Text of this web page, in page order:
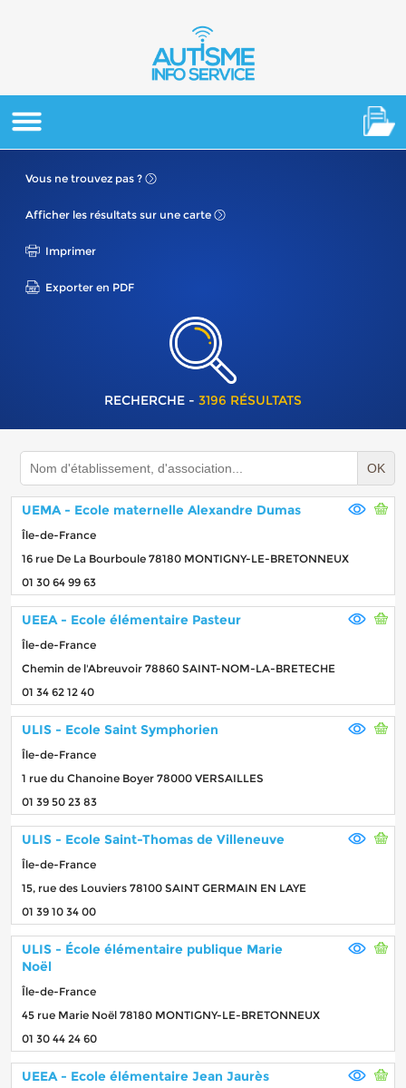
Vous ne trouvez pas ?
Afficher les résultats sur une carte
Imprimer
Exporter en PDF
RECHERCHE - 3196 RÉSULTATS
OK
UEMA - Ecole maternelle Alexandre Dumas
Île-de-France
16 rue De La Bourboule 78180 MONTIGNY-LE-BRETONNEUX
01 30 64 99 63
UEEA - Ecole élémentaire Pasteur
Île-de-France
Chemin de l'Abreuvoir 78860 SAINT-NOM-LA-BRETECHE
01 34 62 12 40
ULIS - Ecole Saint Symphorien
Île-de-France
1 rue du Chanoine Boyer 78000 VERSAILLES
01 39 50 23 83
ULIS - Ecole Saint-Thomas de Villeneuve
Île-de-France
15, rue des Louviers 78100 SAINT GERMAIN EN LAYE
01 39 10 34 00
ULIS - École élémentaire publique Marie
Noël
Île-de-France
45 rue Marie Noël 78180 MONTIGNY-LE-BRETONNEUX
01 30 44 24 60
UEEA - Ecole élémentaire Jean Jaurès